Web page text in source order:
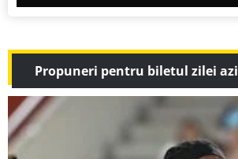
Propuneri pentru biletul zilei azi